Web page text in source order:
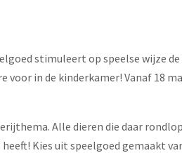
stimuleert op speelse wijze de
in de kinderkamer! Vanaf 18
Alle dieren die daar
Kies uit speelgoed gemaakt